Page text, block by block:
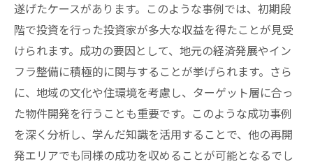
遂げたケースがあります。このような事例では、初期段
階で投資を行った投資家が多大な収益を得たことが見受
けられます。成功の要因として、地元の経済発展やイン
フラ整備に積極的に関与することが挙げられます。さら
に、地域の文化や住環境を考慮し、ターゲット層に合っ
た物件開発を行うことも重要です。このような成功事例
を深く分析し、学んだ知識を活用することで、他の再開
発エリアでも同様の成功を収めることが可能となるでし